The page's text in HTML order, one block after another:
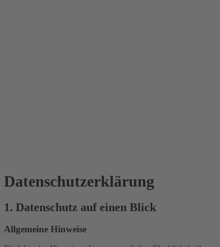
Datenschutz­erklärung
1. Datenschutz auf einen Blick
Allgemeine Hinweise